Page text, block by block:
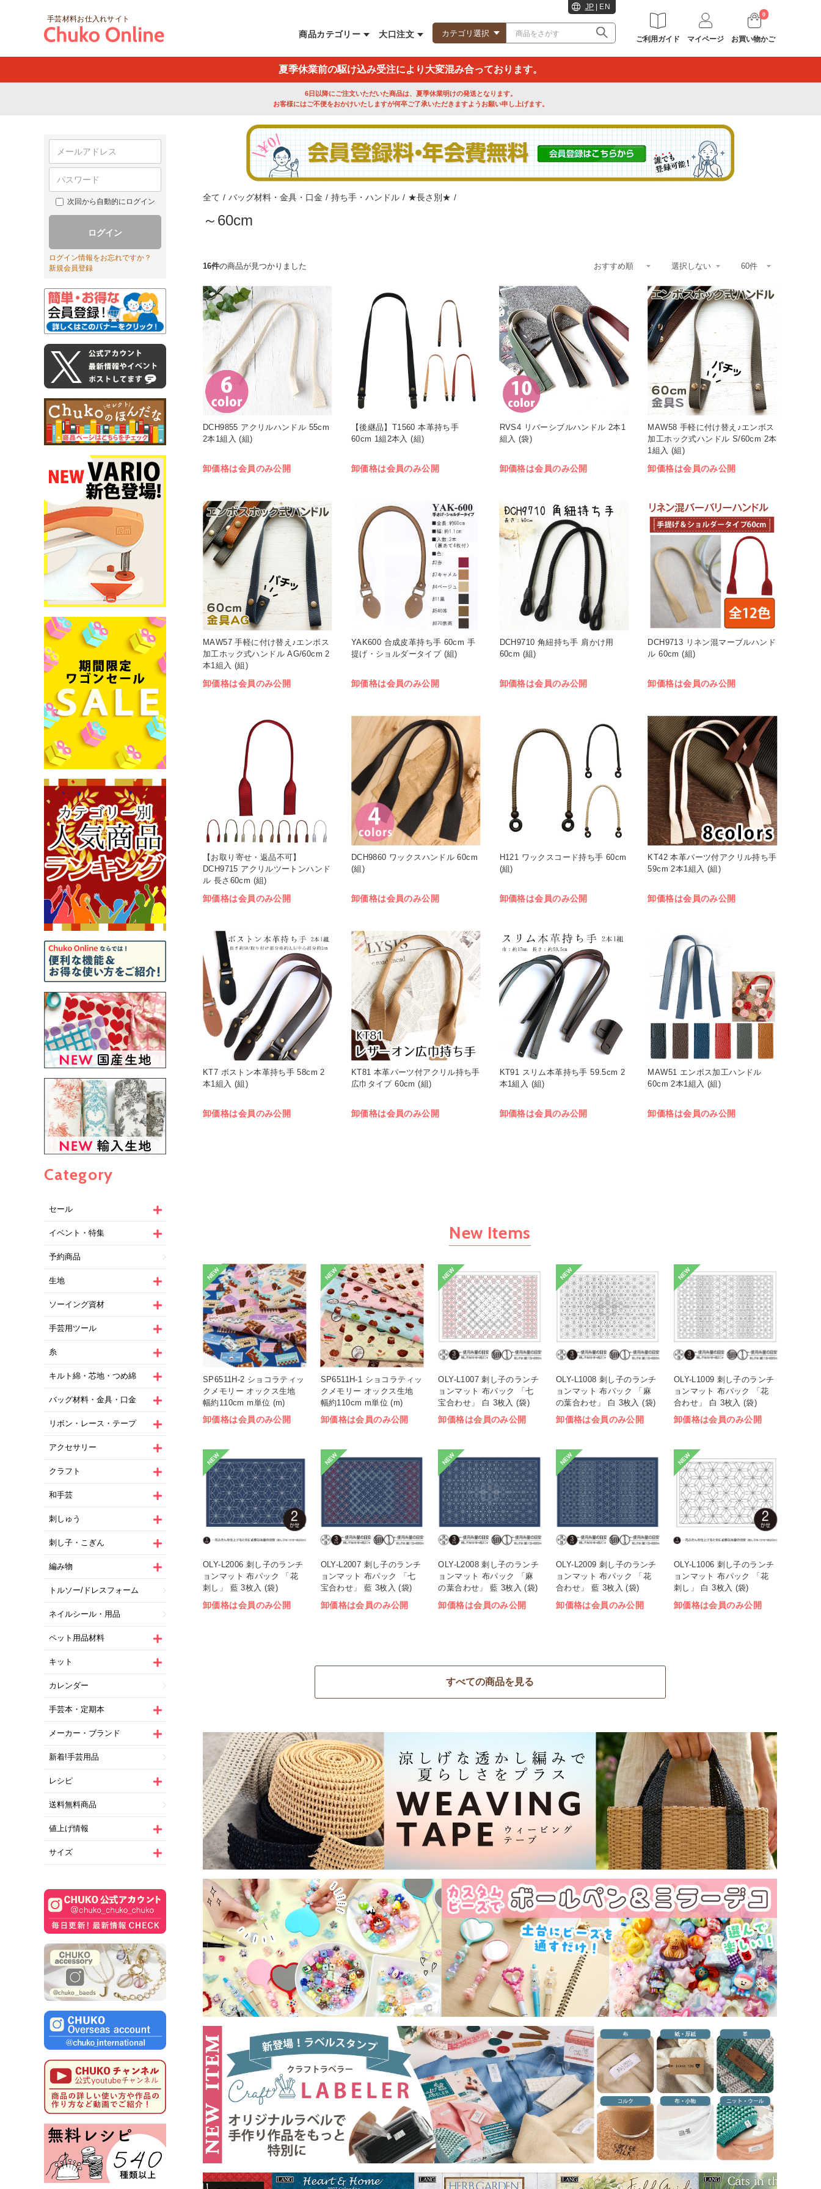
手芸材料お仕入れサイト
商品カテゴリー 大口注文
JP EN
ご利用ガイド マイページ
0
お買い物かご
夏季休業前の駆け込み受注により大変混み合っております。
6日以降にご注文いただいた商品は、夏季休業明けの発送となります。
お客様にはご不便をおかけいたしますが何卒ご了承いただきますようお願い申し上げます。
次回から自動的にログイン
ログイン
ログイン情報をお忘れですか？
新規会員登録
Category
セール
イベント・特集
予約商品
生地
ソーイング資材
手芸用ツール
糸
キルト綿・芯地・つめ綿
バッグ材料・金具・口金
リボン・レース・テープ
アクセサリー
クラフト
和手芸
刺しゅう
刺し子・こぎん
編み物
トルソー/ドレスフォーム
ネイルシール・用品
ペット用品材料
キット
カレンダー
手芸本・定期本
メーカー・ブランド
新着!手芸用品
レシピ
送料無料商品
値上げ情報
サイズ
全て / バッグ材料・金具・口金 / 持ち手・ハンドル / ★長さ別★ /
～60cm
16件の商品が見つかりました
DCH9855 アクリルハンドル 55cm
2本1組入 (組)
卸価格は会員のみ公開
【後継品】T1560 本革持ち手
60cm 1組2本入 (組)
卸価格は会員のみ公開
RVS4 リバーシブルハンドル 2本1
組入 (袋)
卸価格は会員のみ公開
MAW58 手軽に付け替え♪エンボス
加工ホック式ハンドル S/60cm 2本
1組入 (組)
卸価格は会員のみ公開
MAW57 手軽に付け替え♪エンボス
加工ホック式ハンドル AG/60cm 2
本1組入 (組)
卸価格は会員のみ公開
YAK600 合成皮革持ち手 60cm 手
提げ・ショルダータイプ (組)
卸価格は会員のみ公開
DCH9710 角紐持ち手 肩かけ用
60cm (組)
卸価格は会員のみ公開
DCH9713 リネン混マーブルハンド
ル 60cm (組)
卸価格は会員のみ公開
【お取り寄せ・返品不可】
DCH9715 アクリルツートンハンド
ル 長さ60cm (組)
卸価格は会員のみ公開
DCH9860 ワックスハンドル 60cm
(組)
卸価格は会員のみ公開
H121 ワックスコード持ち手 60cm
(組)
卸価格は会員のみ公開
KT42 本革パーツ付アクリル持ち手
59cm 2本1組入 (組)
卸価格は会員のみ公開
KT7 ボストン本革持ち手 58cm 2
本1組入 (組)
卸価格は会員のみ公開
KT81 本革パーツ付アクリル持ち手
広巾タイプ 60cm (組)
卸価格は会員のみ公開
KT91 スリム本革持ち手 59.5cm 2
本1組入 (組)
卸価格は会員のみ公開
MAW51 エンボス加工ハンドル
60cm 2本1組入 (組)
卸価格は会員のみ公開
New Items
NEW
SP6511H-2 ショコラティッ
クメモリー オックス生地
幅約110cm m単位 (m)
卸価格は会員のみ公開
NEW
SP6511H-1 ショコラティッ
クメモリー オックス生地
幅約110cm m単位 (m)
卸価格は会員のみ公開
NEW
OLY-L1007 刺し子のランチ
ョンマット 布パック 「七
宝合わせ」 白 3枚入 (袋)
卸価格は会員のみ公開
NEW
OLY-L1008 刺し子のランチ
ョンマット 布パック 「麻
の葉合わせ」 白 3枚入 (袋)
卸価格は会員のみ公開
NEW
OLY-L1009 刺し子のランチ
ョンマット 布パック 「花
合わせ」 白 3枚入 (袋)
卸価格は会員のみ公開
NEW
OLY-L2006 刺し子のランチ
ョンマット 布パック 「花
刺し」 藍 3枚入 (袋)
卸価格は会員のみ公開
NEW
OLY-L2007 刺し子のランチ
ョンマット 布パック 「七
宝合わせ」 藍 3枚入 (袋)
卸価格は会員のみ公開
NEW
OLY-L2008 刺し子のランチ
ョンマット 布パック 「麻
の葉合わせ」 藍 3枚入 (袋)
卸価格は会員のみ公開
NEW
OLY-L2009 刺し子のランチ
ョンマット 布パック 「花
合わせ」 藍 3枚入 (袋)
卸価格は会員のみ公開
NEW
OLY-L1006 刺し子のランチ
ョンマット 布パック 「花
刺し」 白 3枚入 (袋)
卸価格は会員のみ公開
すべての商品を見る